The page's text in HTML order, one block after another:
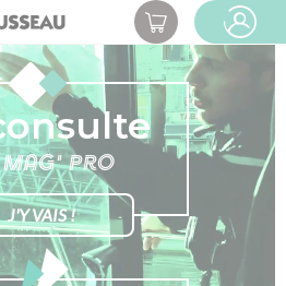
ESPACE PRO
pro
J'Y VAIS !